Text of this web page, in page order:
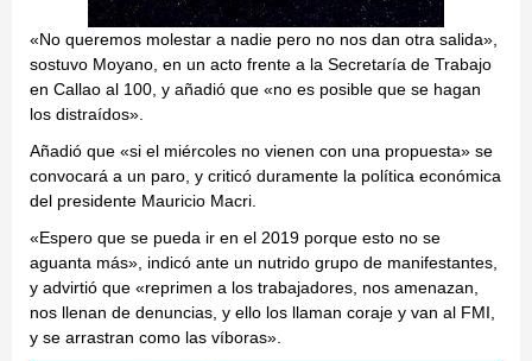
«No queremos molestar a nadie pero no nos dan otra salida»,
sostuvo Moyano, en un acto frente a la Secretaría de Trabajo
en Callao al 100, y añadió que «no es posible que se hagan
los distraídos».
Añadió que «si el miércoles no vienen con una propuesta» se
convocará a un paro, y criticó duramente la política económica
del presidente Mauricio Macri.
«Espero que se pueda ir en el 2019 porque esto no se
aguanta más», indicó ante un nutrido grupo de manifestantes,
y advirtió que «reprimen a los trabajadores, nos amenazan,
nos llenan de denuncias, y ello los llaman coraje y van al FMI,
y se arrastran como las víboras».